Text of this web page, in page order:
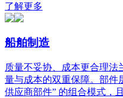
了解更多
船舶制造
质量不妥协、成本更合理
量与成本的双重保障。部件
供应商部件” 的组合模式，